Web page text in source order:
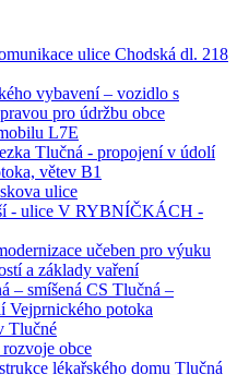
ulice Chodská dl. 218
vybavení – vozidlo s
pro údržbu obce
L7E
Tlučná - propojení v údolí
větev B1
ulice
- ulice V RYBNÍČKÁCH -
učeben pro výuku
a základy vaření
– smíšená CS Tlučná –
Vejprnického potoka
Tlučné
obce
lékařského domu Tlučná